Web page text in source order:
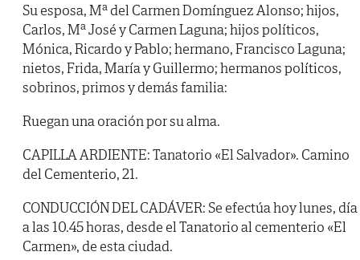
Su esposa, Mª del Carmen Domínguez Alonso; hijos,
Carlos, Mª José y Carmen Laguna; hijos políticos,
Mónica, Ricardo y Pablo; hermano, Francisco Laguna;
nietos, Frida, María y Guillermo; hermanos políticos,
sobrinos, primos y demás familia:
Ruegan una oración por su alma.
CAPILLA ARDIENTE: Tanatorio «El Salvador». Camino
del Cementerio, 21.
CONDUCCIÓN DEL CADÁVER: Se efectúa hoy lunes, día
a las 10.45 horas, desde el Tanatorio al cementerio «El
Carmen», de esta ciudad.